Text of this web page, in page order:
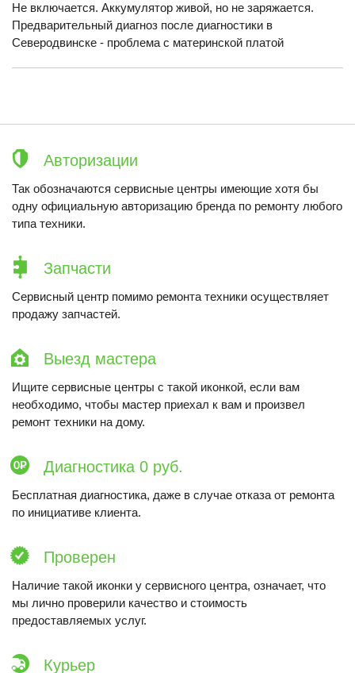
Не включается. Аккумулятор живой, но не заряжается.
Предварительный диагноз после диагностики в
Северодвинске - проблема с материнской платой
Авторизации
Так обозначаются сервисные центры имеющие хотя бы
одну официальную авторизацию бренда по ремонту любого
типа техники.
Запчасти
Сервисный центр помимо ремонта техники осуществляет
продажу запчастей.
Выезд мастера
Ищите сервисные центры с такой иконкой, если вам
необходимо, чтобы мастер приехал к вам и произвел
ремонт техники на дому.
Диагностика 0 руб.
Бесплатная диагностика, даже в случае отказа от ремонта
по инициативе клиента.
Проверен
Наличие такой иконки у сервисного центра, означает, что
мы лично проверили качество и стоимость
предоставляемых услуг.
Курьер